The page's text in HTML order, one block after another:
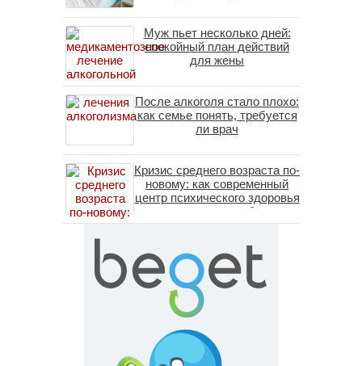
Муж пьет несколько дней:
спокойный план действий
для жены
После алкоголя стало плохо:
как семье понять, требуется
ли врач
Кризис среднего возраста по-
новому: как современный
центр психического здоровья
помогает пересобрать
личность без таблеток